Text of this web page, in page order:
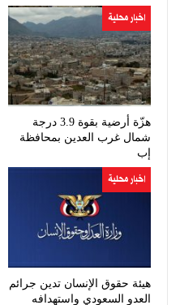
اخبار محلية
هزّة أرضية بقوة 3.9 درجة
شمال غرب العدين بمحافظة
إب
اخبار محلية
هيئة حقوق الإنسان تدين جرائم
العدو السعودي واستهدافه